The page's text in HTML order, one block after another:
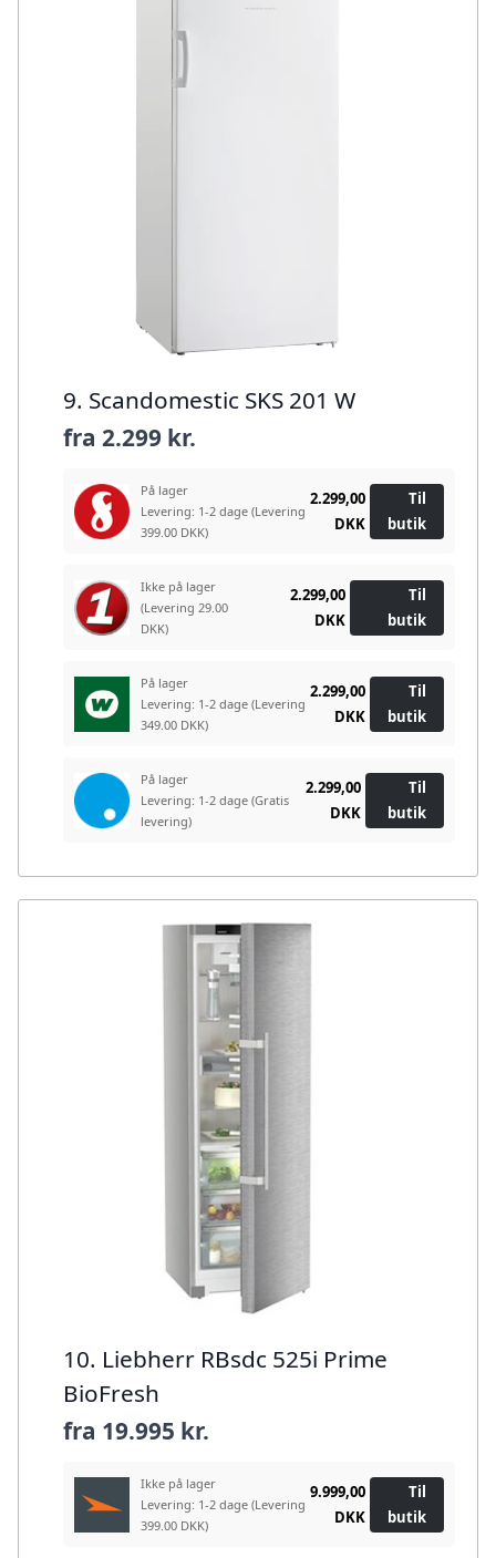
9. Scandomestic SKS 201 W
fra 2.299 kr.
På lager
Levering: 1-2 dage (Levering
399.00 DKK)
2.299,00
DKK
Til
butik
Ikke på lager
(Levering 29.00
DKK)
2.299,00
DKK
Til
butik
På lager
Levering: 1-2 dage (Levering
349.00 DKK)
2.299,00
DKK
Til
butik
På lager
Levering: 1-2 dage (Gratis
levering)
2.299,00
DKK
Til
butik
10. Liebherr RBsdc 525i Prime
BioFresh
fra 19.995 kr.
Ikke på lager
Levering: 1-2 dage (Levering
399.00 DKK)
9.999,00
DKK
Til
butik